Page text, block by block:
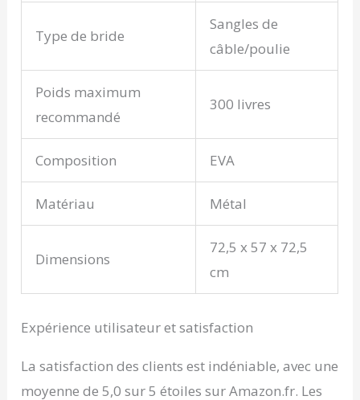
Type de bride
Sangles de
câble/poulie
Poids maximum
recommandé
300 livres
Composition EVA
Matériau Métal
Dimensions
72,5 x 57 x 72,5
cm
Expérience utilisateur et satisfaction
La satisfaction des clients est indéniable, avec une
moyenne de 5,0 sur 5 étoiles sur Amazon.fr. Les